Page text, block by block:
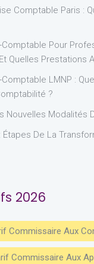
Comptable Paris :
Comptable Pour
Quelles Prestations
LMNP :
?
Nouvelles Modalités
Étapes De La
2026
Commissaire Aux
Commissaire Aux